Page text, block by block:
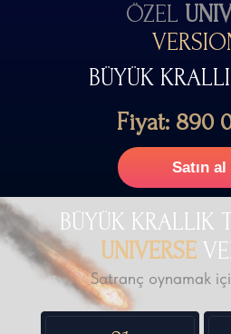
BÜYÜK
ÖZEL
Fiyat: 890
Satın al
BÜYÜK KRALLIK
UNIVERSE
Satranç oynamak